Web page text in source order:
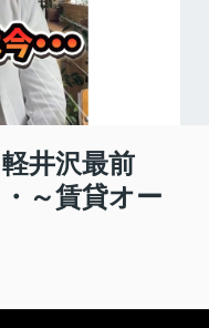
井沢最前
～賃貸オー